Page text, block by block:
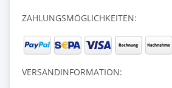
ZAHLUNGSMÖGLICHKEITEN:
VERSANDINFORMATION: